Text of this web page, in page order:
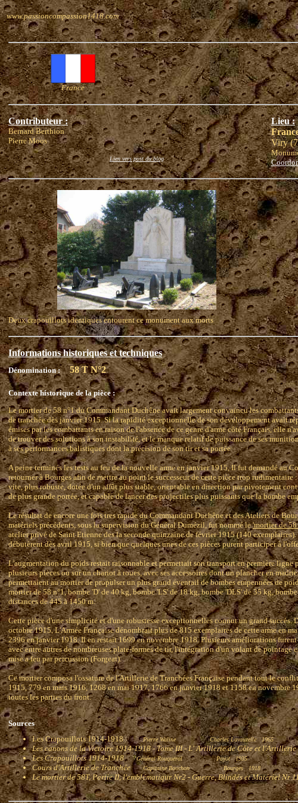
www.passioncompassion1418.com
France
Contributeur :
Bernard Berthion
Pierre Moos
Lien vers post du blog
Lieu :
Viry
Deux crapouillots identiques entourent ce monument aux morts
Informations historiques et techniques
Dénomination : 58 T N°2
Contexte historique de la pièce :
Le mortier de 58 n°1 du Commandant Duchêne avait largement convaincu les
de tranchée dès janvier 1915. Si la rapidité exceptionnelle de son développement avait
émises par les combattants en raison de l'absence de ce genre d'arme côté Français, elle
de trouver des solutions à son instabilité, et le manque relatif de puissance de ses
à ses performances balistiques dont la précision de son tir et sa portée
A peine terminés les tests au feu de la nouvelle arme en janvier 1915, Il fut demandé au
retourner à Bourges afin de mettre au point le successeur de cette pièce trop
vite, plus robuste, dotée d'un affût plus stable, orientable en direction par pivotement
de plus grande portée, et capable de lancer des projectiles plus puissants que la bombe
Le résultat de encore une fois tres rapide du Commandant Duchêne et des Ateliers de
matériels précédents, sous la supervision du Général Dumézil, fut nommé le'mortier de 58
atelier privé de Saint Etienne des la seconde quinzaine de février 1915 (140
débutèrent dès avril 1915, si bien que quelques unes de ces pièces purent participer à
L'augmentation du poids restait raisonnable et permettait son transport en première ligne
plusieurs pièces ou sur un chariot à roues, avec ses accessoires dont un plancher en
permettaient au mortier de propulser un plus grand éventail de bombes empennées de
mortier de 58 n°1, bombe 'D' de 40 kg, bombe 'LS' de 18 kg, bombe 'DLS' de 35 kg,
distances de 445 à 1450 m.
Cette pièce d'une simplicité et d'une robustesse exceptionnelles connut un grand succès.
octobre 1915, L'Armée Française dénombrait plus de 815 exemplaires de cette arme en
2396 en janvier 1918. Il en restait 1699 en novembre 1918. Plusieurs améliorations
avec entre autres de nombreuses plate-formes de tir, l'intégration d'un volant de pointage
mise a feu par percussion (Forgeat).
Ce mortier composa l'ossature de l'Artillerie de Tranchées Française pendant tout le
1915, 779 en mars 1916, 1268 en mai 1917, 1766 en janvier 1918 et 1158 en novembre
toutes les parties du front.
Sources
Les Crapouillots 1914-1918Pierre WalineCharles Lavauzelle 1965
Les canons de la Victoire 1914-1918 - Tome III - L' Artillerie de Côte et l'Artillerie
Les Crapouillots 1914-1918Général RouquerolPayot 1935
Cours d'Artillerie de TranchéeCapitaine BouchonBourges 1918
Le mortier de 58T, Partie II, l'emblématiqur Nr2 - Guerre, Blindés et Matériel Nr